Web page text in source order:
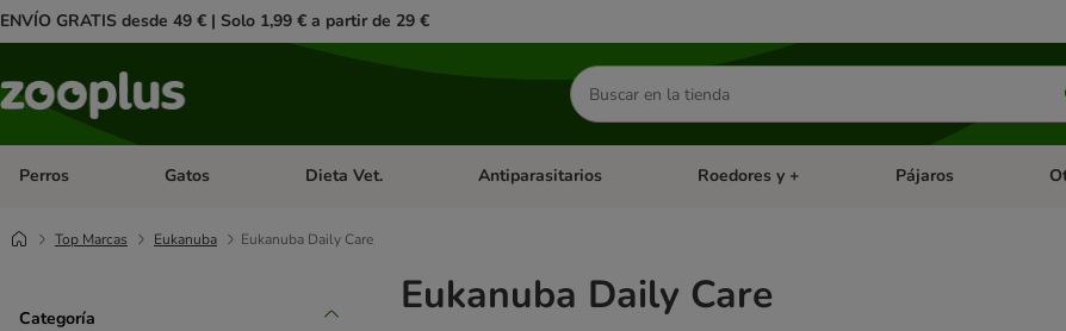
ENVÍO GRATIS desde 49 € | Solo 1,99 € a partir de 29 €
Buscar
productos
Perros Menú de categoria abierto: Perros
Gatos Menú de categoria abierto: Gatos
Dieta Vet. Menú de categoria abierto: Dieta Vet.
Antiparasitarios Menú de categoria abierto: Antiparasitarios
Roedores y + Menú de categoria
Pájaros
Top Marcas Eukanuba Eukanuba Daily Care
Categoría Eukanuba Daily Care